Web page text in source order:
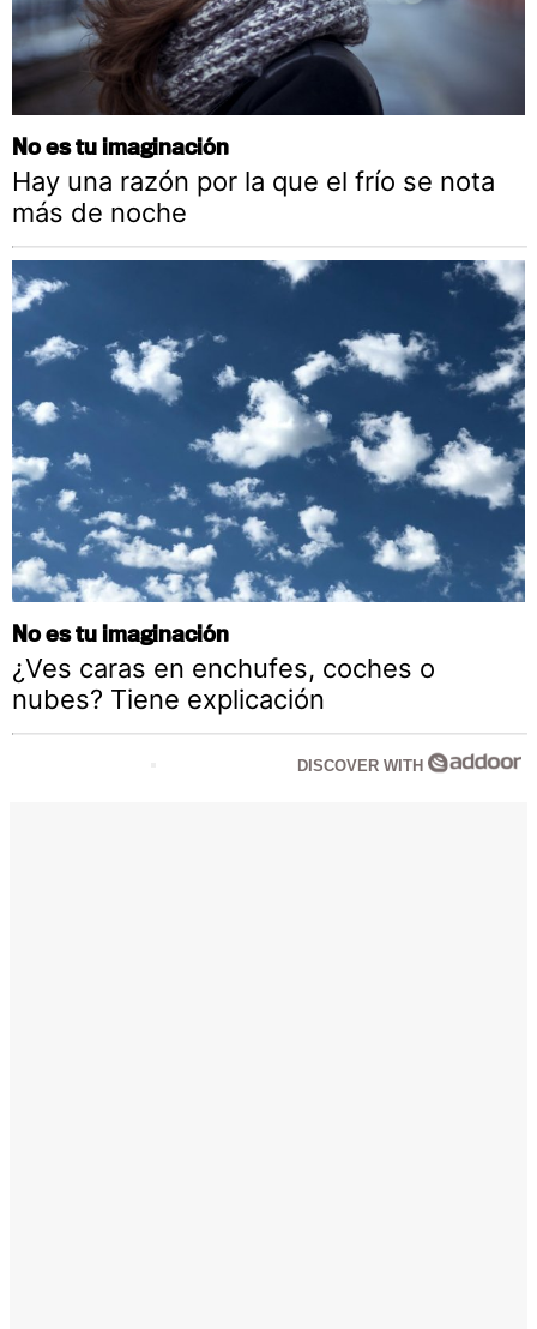
No es tu imaginación
Hay una razón por la que el frío se nota
más de noche
No es tu imaginación
¿Ves caras en enchufes, coches o
nubes? Tiene explicación
DISCOVER WITH